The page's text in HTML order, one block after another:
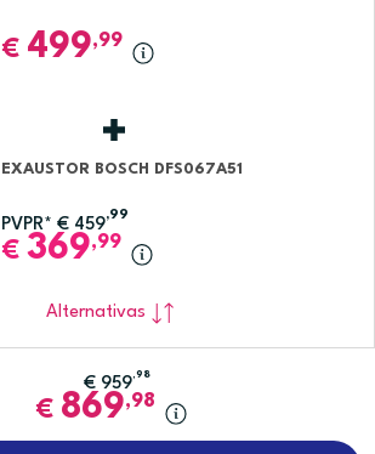
€ 499,99
EXAUSTOR BOSCH DFS067A51
PVPR* € 459
,99
€ 369,99
Alternativas
€ 959 ,98
€ 869,98